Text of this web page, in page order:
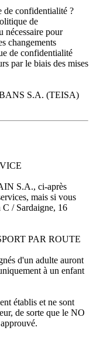
de confidentialité ?
de
nécessaire pour
changements
de confidentialité
par le biais des mises
S.A. (TEISA)
S.A., ci-après
mais si vous
/ Sardaigne, 16
PAR ROUTE
d'un adulte auront
à un enfant
établis et ne sont
de sorte que le NO